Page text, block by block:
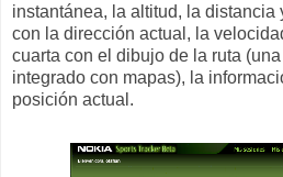
instantánea, la altitud, la distancia
con la dirección actual, la
cuarta con el dibujo de la ruta
integrado con mapas), la
posición actual.